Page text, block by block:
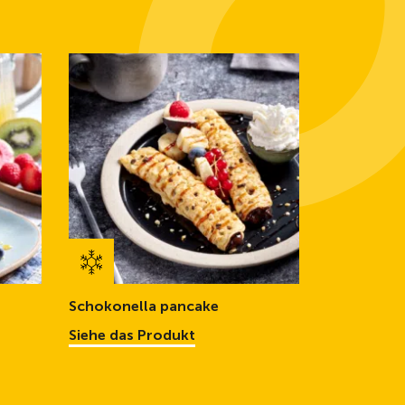
Schokonella pancake
Siehe das Produkt